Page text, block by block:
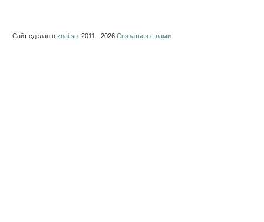
Сайт сделан в znai.su . 2011 - 2026 Связаться с нами